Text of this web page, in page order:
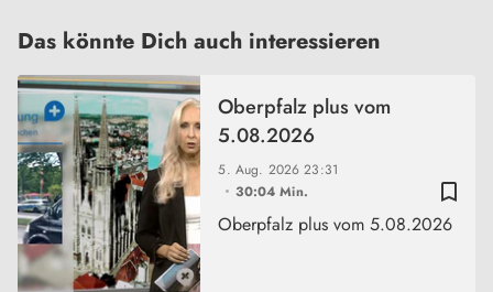
Das könnte Dich auch interessieren
bookmark_border
5. Aug. 202623:31
30:04 Min.
Oberpfalz plus vom
5.08.2026
Oberpfalz plus vom 5.08.2026